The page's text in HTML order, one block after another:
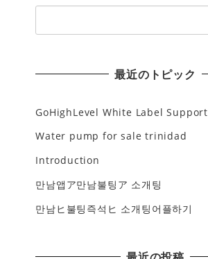
索
最近のトピック
GoHighLevel White Label Support
Water pump for sale trinidad
Introduction
만남앱ア만남불팅ア 소개팅
만남ヒ불팅즉석ヒ 소개팅어플하기